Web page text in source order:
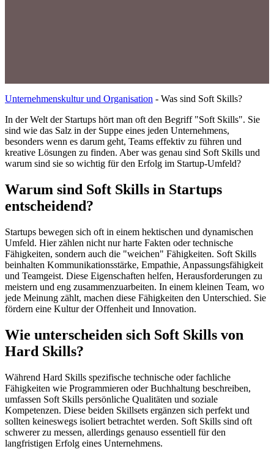
Unternehmenskultur und Organisation - Was sind Soft Skills?
In der Welt der Startups hört man oft den Begriff "Soft Skills". Sie
sind wie das Salz in der Suppe eines jeden Unternehmens,
besonders wenn es darum geht, Teams effektiv zu führen und
kreative Lösungen zu finden. Aber was genau sind Soft Skills und
warum sind sie so wichtig für den Erfolg im Startup-Umfeld?
Warum sind Soft Skills in Startups
entscheidend?
Startups bewegen sich oft in einem hektischen und dynamischen
Umfeld. Hier zählen nicht nur harte Fakten oder technische
Fähigkeiten, sondern auch die "weichen" Fähigkeiten. Soft Skills
beinhalten Kommunikationsstärke, Empathie, Anpassungsfähigkeit
und Teamgeist. Diese Eigenschaften helfen, Herausforderungen zu
meistern und eng zusammenzuarbeiten. In einem kleinen Team, wo
jede Meinung zählt, machen diese Fähigkeiten den Unterschied. Sie
fördern eine Kultur der Offenheit und Innovation.
Wie unterscheiden sich Soft Skills von
Hard Skills?
Während Hard Skills spezifische technische oder fachliche
Fähigkeiten wie Programmieren oder Buchhaltung beschreiben,
umfassen Soft Skills persönliche Qualitäten und soziale
Kompetenzen. Diese beiden Skillsets ergänzen sich perfekt und
sollten keineswegs isoliert betrachtet werden. Soft Skills sind oft
schwerer zu messen, allerdings genauso essentiell für den
langfristigen Erfolg eines Unternehmens.